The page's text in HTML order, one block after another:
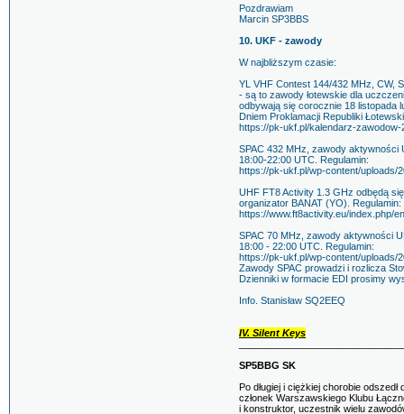
Pozdrawiam
Marcin SP3BBS
10. UKF - zawody
W najbliższym czasie:
YL VHF Contest 144/432 MHz, CW,
- są to zawody łotewskie dla
odbywają się corocznie 18 listopada
Dniem Proklamacji Republiki
https://pk-ukf.pl/kalendarz-zawodow-
SPAC 432 MHz, zawody aktywności
18:00-22:00 UTC. Regulamin:
https://pk-ukf.pl/wp-content/uploads/
UHF FT8 Activity 1.3 GHz odbędą
organizator BANAT (YO). Regulamin:
https://www.ft8activity.eu/index.php/
SPAC 70 MHz, zawody aktywności
18:00 - 22:00 UTC. Regulamin:
https://pk-ukf.pl/wp-content/uploads/
Zawody SPAC prowadzi i rozlicza
Dzienniki w formacie EDI prosimy
Info. Stanisław SQ2EEQ
IV. Silent Keys
SP5BBG SK
Po długiej i ciężkiej chorobie
członek Warszawskiego Klubu
i konstruktor, uczestnik wielu